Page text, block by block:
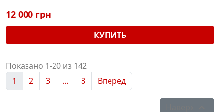
12 000 грн
КУПИТЬ
Показано 1-20 из 142
1
2 3 … 8 Вперед